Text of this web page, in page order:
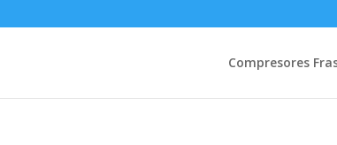
Compresores